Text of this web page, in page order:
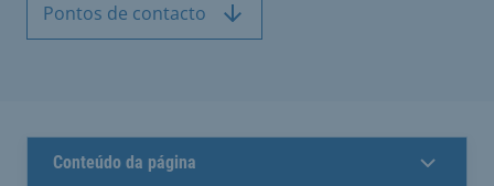
Pontos de contacto
Conteúdo da página